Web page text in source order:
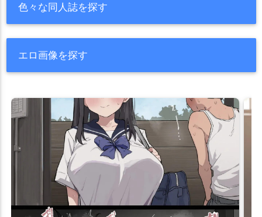
色々な同人誌を探す
エロ画像を探す